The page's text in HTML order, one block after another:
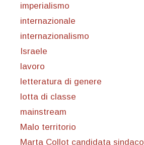
imperialismo
internazionale
internazionalismo
Israele
lavoro
letteratura di genere
lotta di classe
mainstream
Malo territorio
Marta Collot candidata sindaco